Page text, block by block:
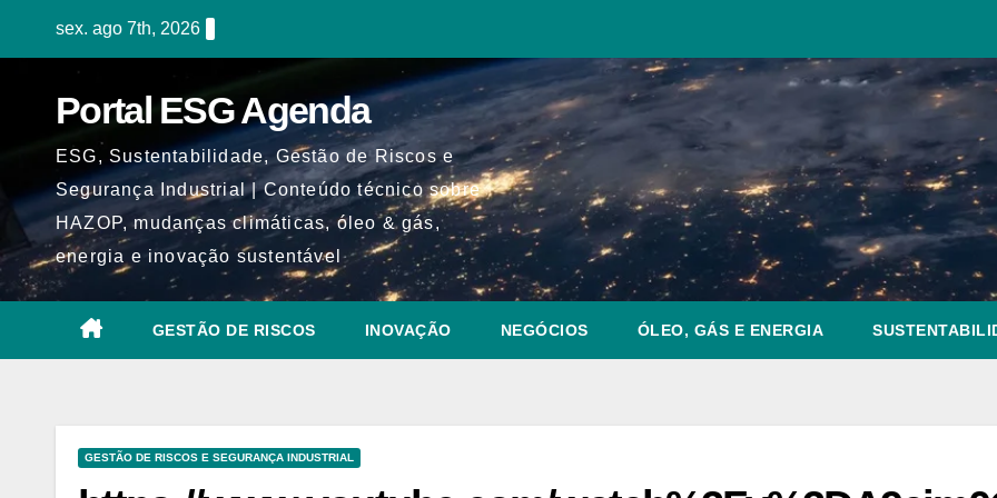
sex. ago 7th, 2026
Portal ESG Agenda
ESG, Sustentabilidade, Gestão de Riscos e
Segurança Industrial | Conteúdo técnico sobre
HAZOP, mudanças climáticas, óleo & gás,
energia e inovação sustentável
GESTÃO DE RISCOS INOVAÇÃO NEGÓCIOS ÓLEO, GÁS E ENERGIA
GESTÃO DE RISCOS E SEGURANÇA INDUSTRIAL